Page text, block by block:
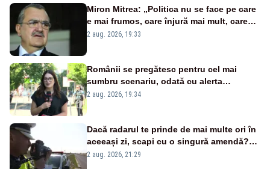
Miron Mitrea: „Politica nu se face pe care
e mai frumos, care înjură mai mult, care
țipă mai tare, ci pe proiecte”
2 aug. 2026, 19:33
Românii se pregătesc pentru cel mai
sumbru scenariu, odată cu alerta
energetică
2 aug. 2026, 19:34
Dacă radarul te prinde de mai multe ori în
aceeași zi, scapi cu o singură amendă?
Ce spune legea
2 aug. 2026, 21:29